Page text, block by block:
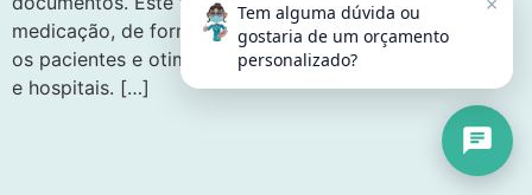
medicação, de forma a garantir maior segurança para
os pacientes e otimizar o fluxo de trabalho nas clínicas
e hospitais. […]
Tem alguma dúvida ou
gostaria de um orçamento
personalizado?